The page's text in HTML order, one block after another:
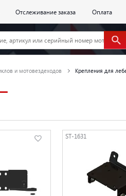
Отслеживание заказа Оплата
и мотовездеходов Крепления для
ST-1631